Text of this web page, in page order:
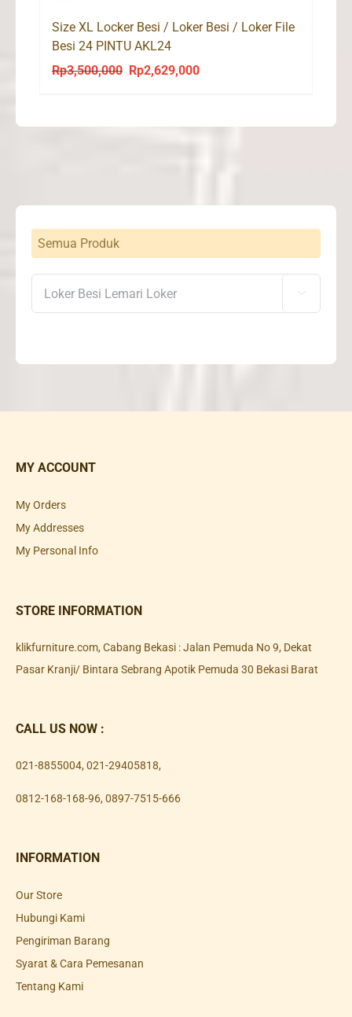
Size XL Locker Besi / Loker Besi / Loker File
Besi 24 PINTU AKL24
Rp3,500,000
Original
Rp2,629,000Current
Semua Produk

MY ACCOUNT
My Orders
My Addresses
My Personal Info
STORE INFORMATION
klikfurniture.com, Cabang Bekasi : Jalan Pemuda No 9, Dekat
Pasar Kranji/ Bintara Sebrang Apotik Pemuda 30 Bekasi Barat
CALL US NOW :
021-8855004, 021-29405818,
0812-168-168-96, 0897-7515-666
INFORMATION
Our Store
Hubungi Kami
Pengiriman Barang
Syarat & Cara Pemesanan
Tentang Kami